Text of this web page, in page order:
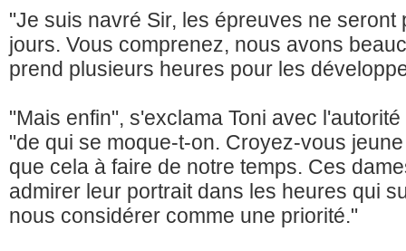
"Je suis navré Sir, les épreuves ne
jours. Vous comprenez, nous avons
prend plusieurs heures pour les
"Mais enfin", s'exclama Toni avec
"de qui se moque-t-on. Croyez-vous
que cela à faire de notre temps. Ces
admirer leur portrait dans les heures qui
nous considérer comme une priorité."